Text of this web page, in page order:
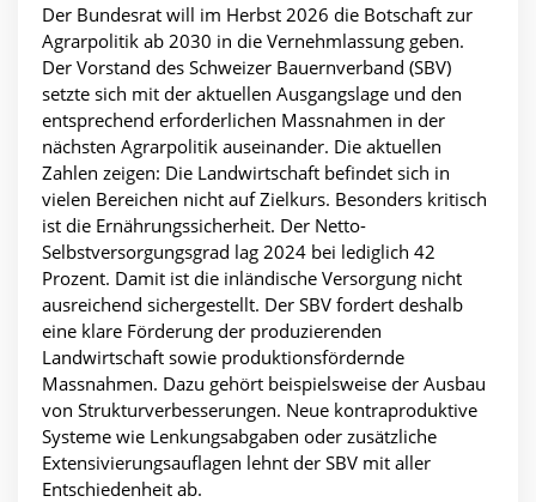
Der Bundesrat will im Herbst 2026 die Botschaft zur
Agrarpolitik ab 2030 in die Vernehmlassung geben.
Der Vorstand des Schweizer Bauernverband (SBV)
setzte sich mit der aktuellen Ausgangslage und den
entsprechend erforderlichen Massnahmen in der
nächsten Agrarpolitik auseinander. Die aktuellen
Zahlen zeigen: Die Landwirtschaft befindet sich in
vielen Bereichen nicht auf Zielkurs. Besonders kritisch
ist die Ernährungssicherheit. Der Netto-
Selbstversorgungsgrad lag 2024 bei lediglich 42
Prozent. Damit ist die inländische Versorgung nicht
ausreichend sichergestellt. Der SBV fordert deshalb
eine klare Förderung der produzierenden
Landwirtschaft sowie produktionsfördernde
Massnahmen. Dazu gehört beispielsweise der Ausbau
von Strukturverbesserungen. Neue kontraproduktive
Systeme wie Lenkungsabgaben oder zusätzliche
Extensivierungsauflagen lehnt der SBV mit aller
Entschiedenheit ab.